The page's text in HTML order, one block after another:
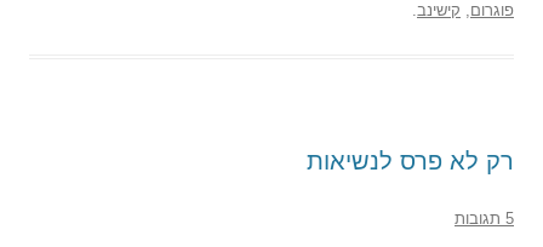
פוגרום, קישינב.
רק לא פרס לנשיאות
5 תגובות